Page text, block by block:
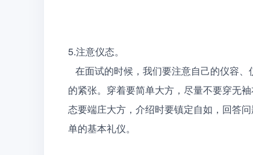
5.注意仪态。
的紧张。穿着要简单大方，尽量不要穿无
态要端庄大方，介绍时要镇定自如，回答
单的基本礼仪。